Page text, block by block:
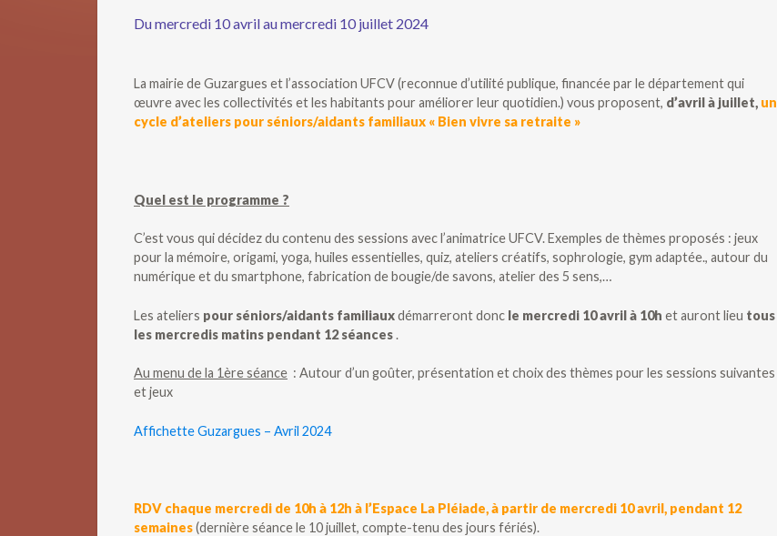
Du mercredi 10 avril au mercredi 10 juillet 2024
La mairie de Guzargues et l’association UFCV (reconnue d’utilité publique, financée par le département qui
œuvre avec les collectivités et les habitants pour améliorer leur quotidien.) vous proposent, d’avril à juillet, un
cycle d’ateliers pour séniors/aidants familiaux « Bien vivre sa retraite »
Quel est le programme ?
C’est vous qui décidez du contenu des sessions avec l’animatrice UFCV. Exemples de thèmes proposés : jeux
pour la mémoire, origami, yoga, huiles essentielles, quiz, ateliers créatifs, sophrologie, gym adaptée., autour du
numérique et du smartphone, fabrication de bougie/de savons, atelier des 5 sens,…
Les ateliers pour séniors/aidants familiauxdémarreront donc le mercredi 10 avril à 10h et auront lieu tous
les mercredis matins pendant 12 séances.
Au menu de la 1ère séance : Autour d’un goûter, présentation et choix des thèmes pour les sessions suivantes
et jeux
Affichette Guzargues – Avril 2024
RDV chaque mercredi de 10h à 12h à l’Espace La Pléiade, à partir de mercredi 10 avril, pendant 12
semaines(dernière séance le 10 juillet, compte-tenu des jours fériés).